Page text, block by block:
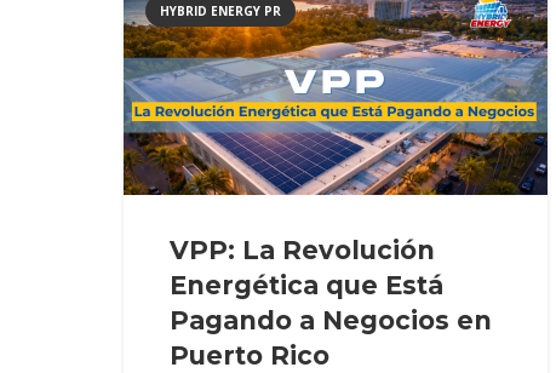
HYBRID ENERGY PR
VPP: La Revolución
Energética que Está
Pagando a Negocios en
Puerto Rico